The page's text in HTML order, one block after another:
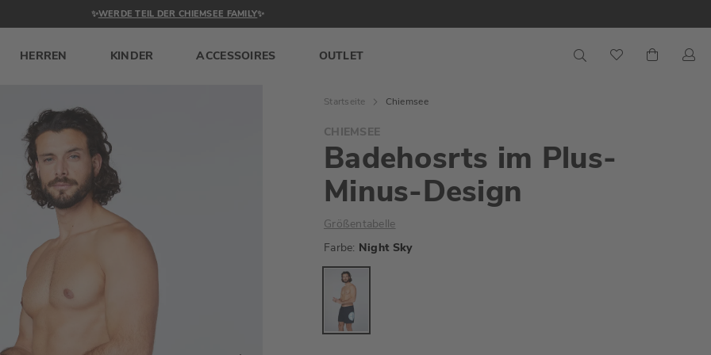
✨WERDE TEIL DER CHIEMSEE FAMILY✨
HERREN KINDER ACCESSOIRES OUTLET
Mein
CHIEMSEE
Badehosrts im Plus-
Minus-Design
Größentabelle
Farbe Night Sky
Startseite Chiemsee